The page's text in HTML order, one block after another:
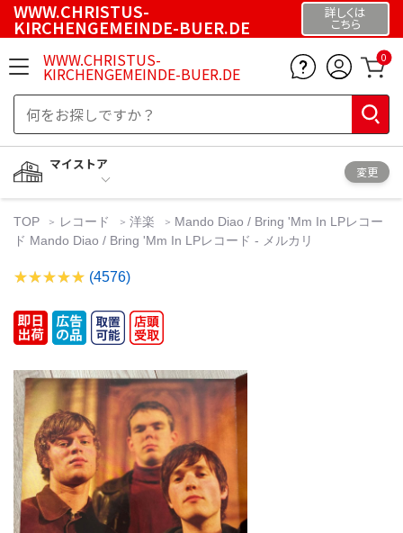
WWW.CHRISTUS-
KIRCHENGEMEINDE-BUER.DE
詳しくは
こちら
WWW.CHRISTUS-
KIRCHENGEMEINDE-BUER.DE
0
マイストア
変更
TOP レコード 洋楽
Mando Diao / Bring 'Mm In LPレコー
ド Mando Diao / Bring 'Mm In LPレコード - メルカリ
(4576)